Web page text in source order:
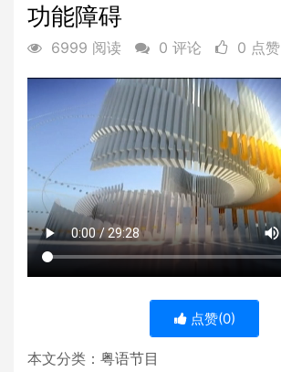
功能障碍
6999 阅读 0 评论 0 点赞
点赞(0)
本文分类： 粤语节目